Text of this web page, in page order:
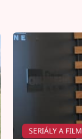
SERIÁLY A